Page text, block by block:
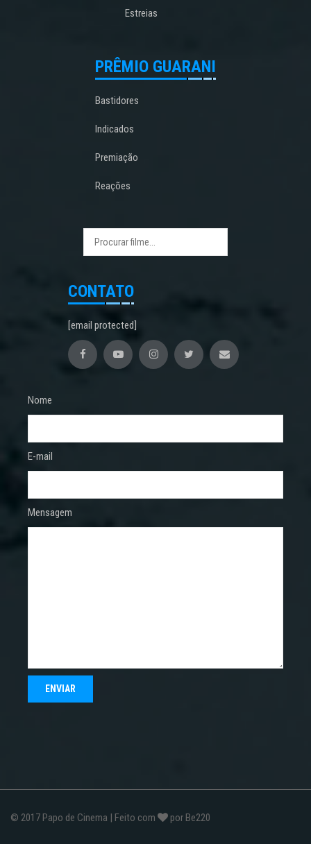
Estreias
PRÊMIO GUARANI
Bastidores
Indicados
Premiação
Reações
CONTATO
[email protected]
Nome
E-mail
Mensagem
© 2017 Papo de Cinema | Feito com por Be220